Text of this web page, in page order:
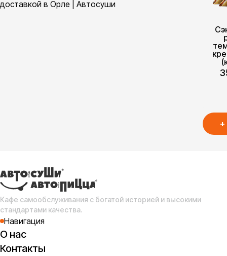
доставкой в Орле | Автосуши
+
Кафе самообслуживания с богатой историей и высокими
стандартами качества.
Навигация
О нас
Контакты